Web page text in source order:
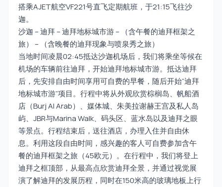
搭乘AJET航空VF221号直飞定期航班，于21:15飞往沙
迦。
沙迦 – 迪拜 – 迪拜地标城市游 – （含午餐的迪拜框架之
旅） – （含晚餐的迪拜现象与喷泉秀之旅）
当地时间凌晨02:45抵达沙迦机场后，我们将乘坐等候在
机场的车辆前往迪拜，开始迪拜地标城市游。抵达迪拜
后，先安排自由时间享用可自费的早餐，随后开始“迪拜
地标城市游”项目。行程中将从外观欣赏棕榈岛、帆船酒
店（Burj Al Arab）、媒体城、朱美拉谢赫王宫及私人岛
屿、JBR与Marina Walk、码头区、蓝水岛以及迪拜之眼
等景点。行程结束后，送往酒店，办理入住并自由休
息。利用这段自由时间，感兴趣的客人可自费参加含午
餐的迪拜框架之旅（45欧元）。在行程中，我们将登上
迪拜之框顶部，从最高点欣赏迪拜全景，并通过视觉展
演了解迪拜的发展历程，同时在150米高的玻璃地板上行